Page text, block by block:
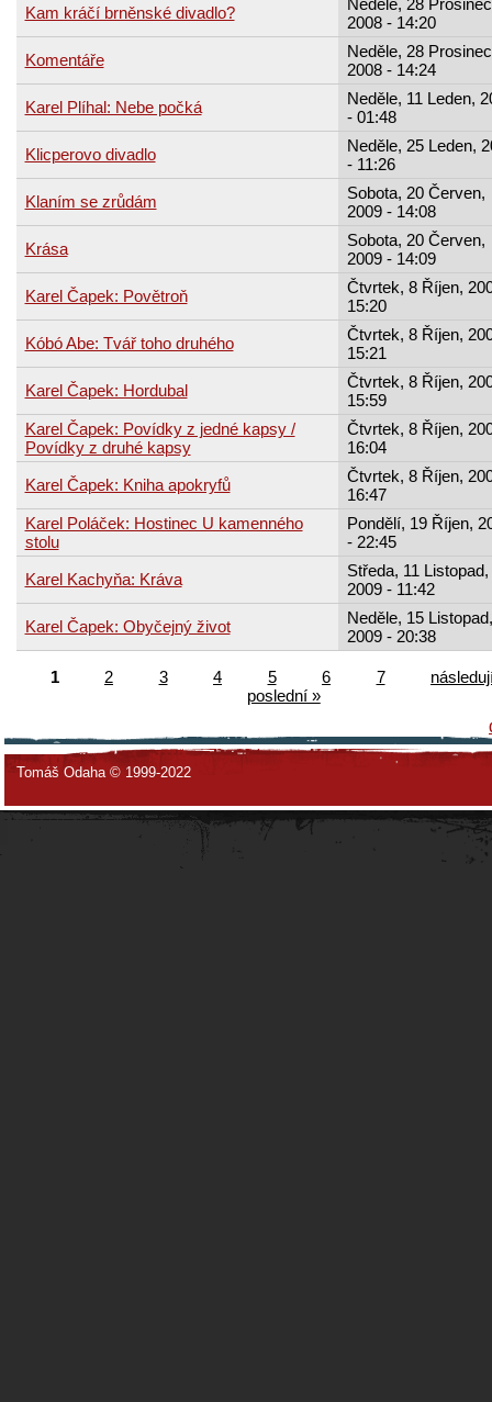
Kam kráčí brněnské divadlo?
2008 - 14:20
Komentáře
Neděle, 28
2008 - 14:24
Karel Plíhal: Nebe počká
Neděle, 11 Leden,
- 01:48
Klicperovo divadlo
Neděle, 25 Leden,
- 11:26
Klaním se zrůdám
Sobota, 20 Červen,
2009 - 14:08
Krása
Sobota, 20 Červen,
2009 - 14:09
Karel Čapek: Povětroň
Čtvrtek, 8 Říjen,
15:20
Kóbó Abe: Tvář toho druhého
Čtvrtek, 8 Říjen,
15:21
Karel Čapek: Hordubal
Čtvrtek, 8 Říjen,
15:59
Karel Čapek: Povídky z jedné kapsy /
Povídky z druhé kapsy
Čtvrtek, 8 Říjen,
16:04
Karel Čapek: Kniha apokryfů
Čtvrtek, 8 Říjen,
16:47
Karel Poláček: Hostinec U kamenného
stolu
Pondělí, 19 Říjen,
- 22:45
Karel Kachyňa: Kráva
Středa, 11 Listopad,
2009 - 11:42
Karel Čapek: Obyčejný život
Neděle, 15 Listopad,
2009 - 20:38
1 2 3 4 5 6 7
poslední »
Tomáš Odaha © 1999-2022